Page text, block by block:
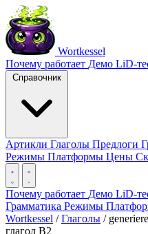
Wortkessel
Почему работает Демо LiD-
Справочник
Артикли Глаголы Предлоги
Режимы Платформы Цены
Почему работает Демо LiD-
Грамматика Режимы
Wortkessel / Глаголы /
глагол B2